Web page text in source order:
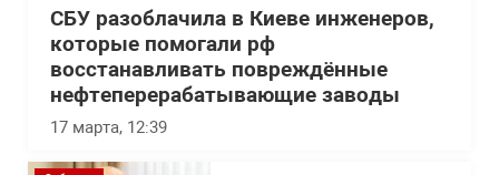
СБУ разоблачила в Киеве инженеров,
которые помогали рф
восстанавливать повреждённые
нефтеперерабатывающие заводы
17 марта, 12:39